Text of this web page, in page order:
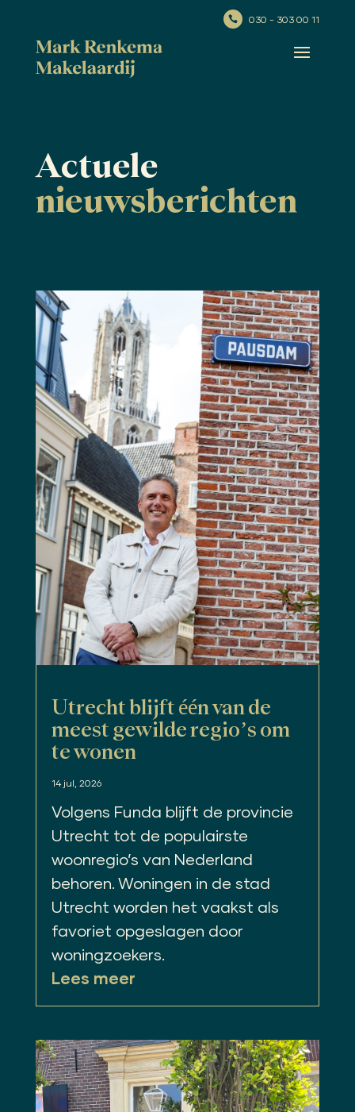
 030 - 303 00 11
Actuele
nieuwsberichten
Utrecht blijft één van de
meest gewilde regio’s om
te wonen
14 jul, 2026
Volgens Funda blijft de provincie
Utrecht tot de populairste
woonregio’s van Nederland
behoren. Woningen in de stad
Utrecht worden het vaakst als
favoriet opgeslagen door
woningzoekers.
Lees meer